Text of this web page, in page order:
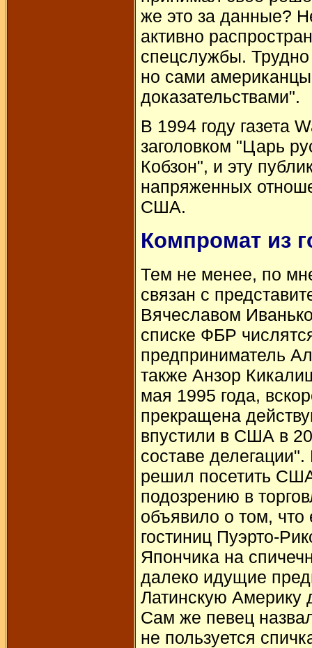
же это за данные?
активно
спецслужбы.
но сами
доказательствами".
В 1994 году газета
заголовком "Царь
Кобзон", и эту
напряженных
США.
Компромат из
Тем не менее, по
связан с
Вячеславом
списке ФБР
предприниматель
также Анзор
мая 1995 года,
прекращена
впустили в США в
составе
решил посетить
подозрению в
объявило о том, что
гостиниц Пуэрто-
Япончика на
далеко идущие
Латинскую Америку
Сам же певец
не пользуется